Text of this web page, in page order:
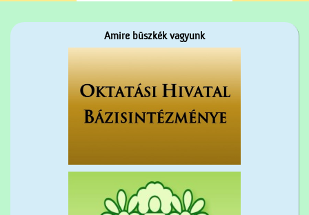
Amire büszkék vagyunk